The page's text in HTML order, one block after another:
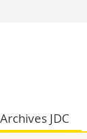
Chercheurs
Archives JDC